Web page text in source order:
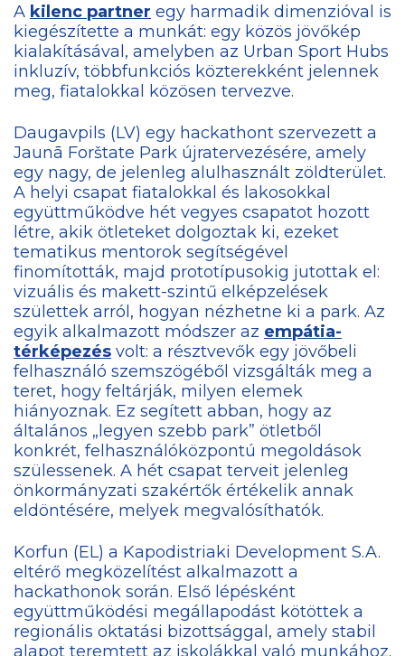
A kilenc partner egy harmadik dimenzióval is
kiegészítette a munkát: egy közös jövőkép
kialakításával, amelyben az Urban Sport Hubs
inkluzív, többfunkciós közterekként jelennek
meg, fiatalokkal közösen tervezve.
Daugavpils (LV) egy hackathont szervezett a
Jaunā Forštate Park újratervezésére, amely
egy nagy, de jelenleg alulhasznált zöldterület.
A helyi csapat fiatalokkal és lakosokkal
együttműködve hét vegyes csapatot hozott
létre, akik ötleteket dolgoztak ki, ezeket
tematikus mentorok segítségével
finomították, majd prototípusokig jutottak el:
vizuális és makett-szintű elképzelések
születtek arról, hogyan nézhetne ki a park. Az
egyik alkalmazott módszer az empátia-
térképezés volt: a résztvevők egy jövőbeli
felhasználó szemszögéből vizsgálták meg a
teret, hogy feltárják, milyen elemek
hiányoznak. Ez segített abban, hogy az
általános „legyen szebb park” ötletből
konkrét, felhasználóközpontú megoldások
szülessenek. A hét csapat terveit jelenleg
önkormányzati szakértők értékelik annak
eldöntésére, melyek megvalósíthatók.
Korfun (EL) a Kapodistriaki Development S.A.
eltérő megközelítést alkalmazott a
hackathonok során. Első lépésként
együttműködési megállapodást kötöttek a
regionális oktatási bizottsággal, amely stabil
alapot teremtett az iskolákkal való munkához.